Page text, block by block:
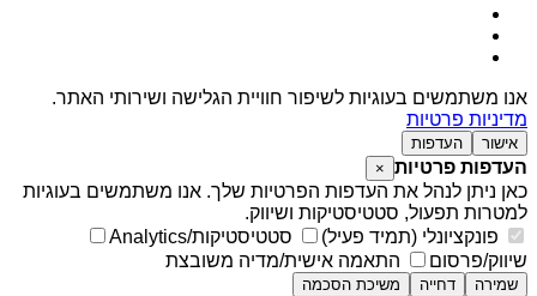
אנו משתמשים בעוגיות לשיפור חוויית הגלישה ושירותי האתר.
מדיניות פרטיות
אישור העדפות
העדפות פרטיות ×
כאן ניתן לנהל את העדפות הפרטיות שלך. אנו משתמשים בעוגיות
למטרות תפעול, סטטיסטיקות ושיווק.
פונקציונלי (תמיד פעיל)
סטטיסטיקות/Analytics
שיווק/פרסום
התאמה אישית/מדיה משובצת
שמירה דחייה משיכת הסכמה